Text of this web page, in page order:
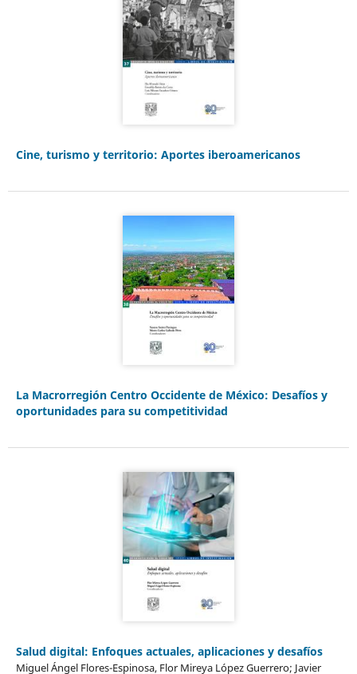
Cine, turismo y territorio: Aportes iberoamericanos
La Macrorregión Centro Occidente de México: Desafíos y
oportunidades para su competitividad
Salud digital: Enfoques actuales, aplicaciones y desafíos
Miguel Ángel Flores-Espinosa, Flor Mireya López Guerrero; Javier